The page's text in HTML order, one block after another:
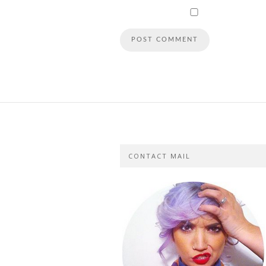
CONTACT MAIL